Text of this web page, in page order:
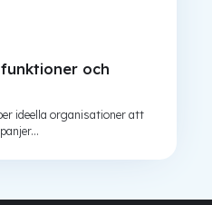
och
ideella organisationer att